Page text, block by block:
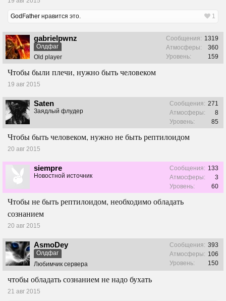
GodFather нравится это. 1
gabrielpwnz
Олдфаг
Old player
Сообщения: 1319
Атмосферы:
360
Уровень:
159
Чтобы были плечи, нужно быть человеком
19 авг 2015
Saten
Заядлый флудер
Сообщения: 271
Атмосферы:
8
Уровень:
85
Чтобы быть человеком, нужно не быть рептилоидом
20 авг 2015
siempre
Новостной источник
Сообщения: 133
Атмосферы:
3
Уровень:
60
Чтобы не быть рептилоидом, необходимо обладать
сознанием
20 авг 2015
AsmoDey
Олдфаг
Любимчик сервера
Сообщения: 393
Атмосферы: 106
Уровень:
150
чтобы обладать сознанием не надо бухать
21 авг 2015